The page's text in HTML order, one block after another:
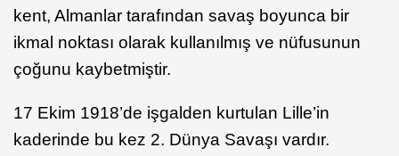
kent, Almanlar tarafından savaş boyunca bir
ikmal noktası olarak kullanılmış ve nüfusunun
çoğunu kaybetmiştir.
17 Ekim 1918’de işgalden kurtulan Lille’in
kaderinde bu kez 2. Dünya Savaşı vardır.